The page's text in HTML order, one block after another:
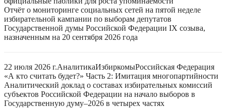
Отчёт о мониторинге социальных сетей на пятой неделе
избирательной кампании по выборам депутатов
Государственной думы Российской Федерации IX созыва,
назначенным на 20 сентября 2026 года
22 июля 2026 г.АналитикаИзбиркомыРоссийская Федерация
«А кто считать будет?» Часть 2: Имитация многопартийности
Аналитический доклад о составах избирательных комиссий
субъектов Российской Федерации на начало выборов в
Государственную думу–2026 в четырех частях